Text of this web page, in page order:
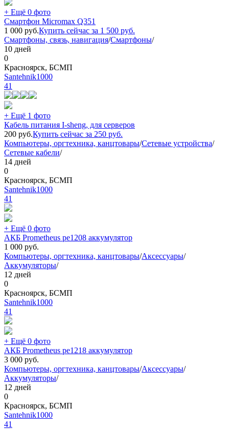
+ Ещё 0 фото
Смартфон Micromax Q351
1 000 руб.Купить сейчас за 1 500 руб.
Смартфоны, связь, навигация/Смартфоны/
10 дней
0
Красноярск, БСМП
Santehnik1000
41
+ Ещё 1 фото
Кабель питания I-sheng, для серверов
200 руб.Купить сейчас за 250 руб.
Компьютеры, оргтехника, канцтовары/Сетевые устройства/
Сетевые кабели/
14 дней
0
Красноярск, БСМП
Santehnik1000
41
+ Ещё 0 фото
АКБ Prometheus pe1208 аккумулятор
1 000 руб.
Компьютеры, оргтехника, канцтовары/Аксессуары/
Аккумуляторы/
12 дней
0
Красноярск, БСМП
Santehnik1000
41
+ Ещё 0 фото
АКБ Prometheus pe1218 аккумулятор
3 000 руб.
Компьютеры, оргтехника, канцтовары/Аксессуары/
Аккумуляторы/
12 дней
0
Красноярск, БСМП
Santehnik1000
41